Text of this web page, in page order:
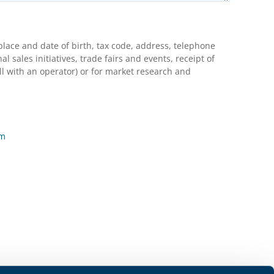
and date of birth, tax code, address, telephone
sales initiatives, trade fairs and events, receipt of
with an operator) or for market research and